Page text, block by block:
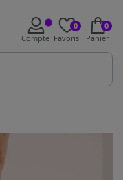
Compte
0
Favoris
0
Panier